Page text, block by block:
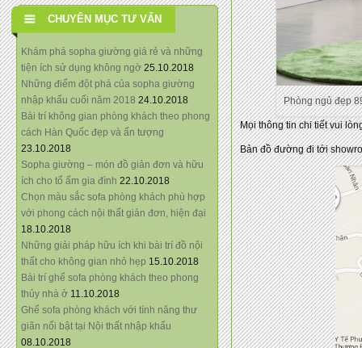
CHUYÊN MỤC TƯ VẤN
Khám phá sopha giường giá rẻ và những
tiện ích sử dụng không ngờ 25.10.2018
Những điểm đột phá của sopha giường
nhập khẩu cuối năm 2018 24.10.2018
Bài trí không gian phòng khách theo phong
cách Hàn Quốc đẹp và ấn tượng
23.10.2018
Sopha giường – món đồ giản đơn và hữu
ích cho tổ ấm gia đình 22.10.2018
Chọn màu sắc sofa phòng khách phù hợp
với phong cách nội thất giản đơn, hiện đại
18.10.2018
Những giải pháp hữu ích khi bài trí đồ nội
thất cho không gian nhỏ hẹp 15.10.2018
Bài trí ghế sofa phòng khách theo phong
thủy nhà ở 11.10.2018
Ghế sofa phòng khách với tính năng thư
giãn nổi bật tại Nội thất nhập khẩu
08.10.2018
Phòng ngủ đẹp
Mọi thông tin chi tiết vui
Bản đồ đường đi tới